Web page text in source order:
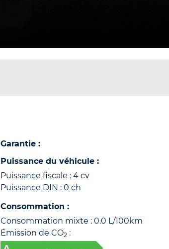
Garantie :
Puissance du véhicule :
Puissance fiscale : 4 cv
Puissance DIN : 0 ch
Consommation :
Consommation mixte : 0.0 L/100km
Émission de CO2 :